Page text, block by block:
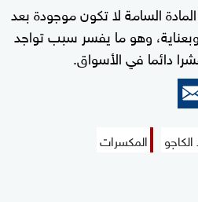
السامة لا تكون موجودة بعد
وهو ما يفسر سبب تواجد
دائما في الأسواق.
المكسرات